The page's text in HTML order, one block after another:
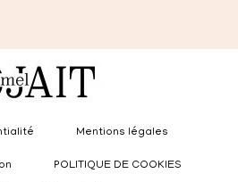
Mentions légales
POLITIQUE DE COOKIES